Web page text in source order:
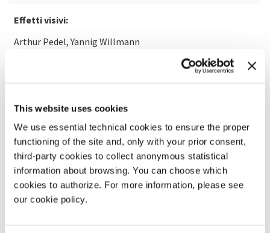
This website uses cookies
We use essential technical cookies to ensure the proper
functioning of the site and, only with your prior consent,
third-party cookies to collect anonymous statistical
information about browsing. You can choose which
cookies to authorize. For more information, please see
our cookie policy.
Effetti visivi:
Arthur Pedel, Yannig Willmann